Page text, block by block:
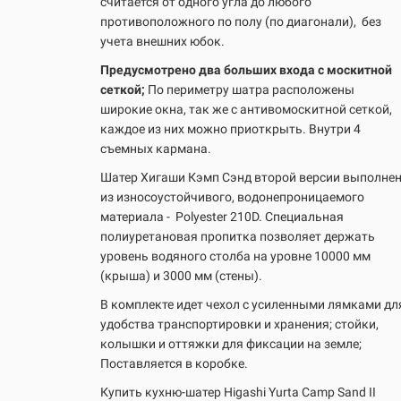
противоположного по полу (по диагонали), без
учета внешних юбок.
Предусмотрено два больших входа с москитной
сеткой; По периметру шатра расположены
широкие окна, так же с антивомоскитной сеткой,
каждое из них можно приоткрыть. Внутри 4
съемных кармана.
Шатер Хигаши Кэмп Сэнд второй версии выполнен
из износоустойчивого, водонепроницаемого
материала - Polyester 210D. Специальная
полиуретановая пропитка позволяет держать
уровень водяного столба на уровне 10000 мм
(крыша) и 3000 мм (стены).
В комплекте идет чехол с усиленными лямками
удобства транспортировки и хранения; стойки,
колышки и оттяжки для фиксации на земле;
Поставляется в коробке.
Купить кухню-шатер Higashi Yurta Camp Sand II